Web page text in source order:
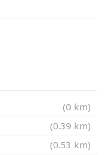
(0 km)
(0.39 km)
(0.53 km)